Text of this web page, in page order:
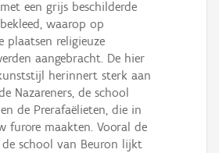
een grijs beschilderde
waarop op
plaatsen religieuze
aangebracht. De hier
herinnert sterk aan
Nazareners, de school
de Prerafaëlieten, die in
furore maakten. Vooral de
school van Beuron lijkt